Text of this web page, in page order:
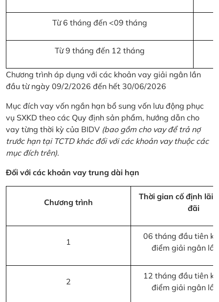
Từ 6 tháng đến <09 tháng
Từ 9 tháng đến 12 tháng
Chương trình áp dụng với các khoản vay giải ngân lần
đầu từ ngày 09/2/2026 đến hết 30/06/2026
Mục đích vay vốn ngắn hạn bổ sung vốn lưu động phục
vụ SXKD theo các Quy định sản phẩm, hướng dẫn cho
vay từng thời kỳ của BIDV (bao gồm cho vay để trả nợ
trước hạn tại TCTD khác đối với các khoản vay thuộc các
mục đích trên).
Đối với các khoản vay trung dài hạn
Chương trình
Thời gian cố định lãi
đãi
1
06 tháng đầu tiên
điểm giải ngân
2
12 tháng đầu tiên
điểm giải ngân